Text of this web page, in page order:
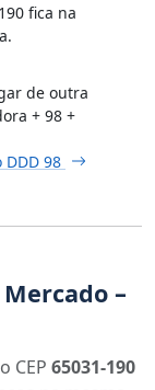
fica na
de outra
+ 98 +
98
–
CEP 65031-190